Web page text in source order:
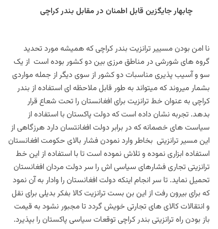
چابهار جایگزین قابل اطمنان در مقابل بندر کراچی
نا امن بودن مسییر ترانزیت بندر کراچی که همیشه مورد تحدید
گروه های شورشی در مناطق مرزی بین دو کشور بوده است از یک
سو و آسیب پذیری مناسبات دو کشور از سوی دیگر از جمله مواردی
بشمار میروند که میتواند به طور قابل ملاحظه ای استفاده از بندر
کراچی به عنوان خط ترانزیت برای افغانستان را تحت شعاع قرار
بدهد. تجربه نشان داده است که دولت پاکستان با استفاده از
سیاست های خصمانه که در برابر دولت افغانتسان دارد هرزگاهی از
این مسیر ترانزیتی بخاطر وارد نمودن فشار بالای حکومت افغانستان
استفاده ابزاری نموده و تلاش نموده است تا با استفاده از این خط
ترانزیتی تجاری فشارهای سیاسی اش را سر دولت مردان افغانستان
تحمیل نماید. تا سر انجام اینکه دولت افغانستان را وادار به آن نمود
که برای بیرون رفت از این بن بست ترانزیت کالا بفکر بدیلی برای نقل
و انتقالات کالای های تجارتی خویش گردد تا مجبور نشود به قیمت
باز بودن راه ترانزیتی بندر کراچی توقعات سیاسی پاکستان را بپذیرد.